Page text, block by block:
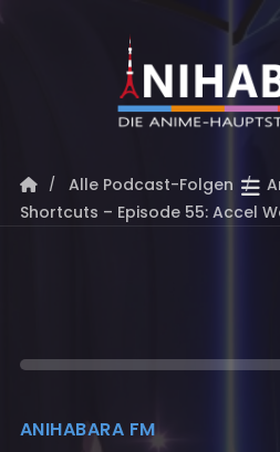
Alle Podcast-Folgen
Shortcuts – Episode 55: Accel
ANIHABARA FM